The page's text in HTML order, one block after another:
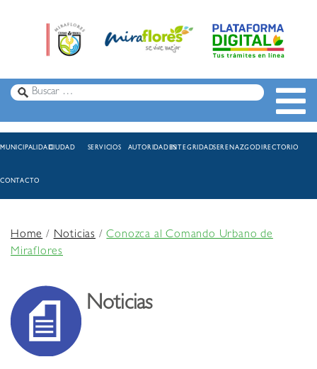
MUNICIPALIDADCIUDAD SERVICIOS AUTORIDADESINTEGRIDADSERENAZGODIRECTORIO
CONTACTO
Home/Noticias /Conozca al Comando Urbano de
Miraflores
Noticias